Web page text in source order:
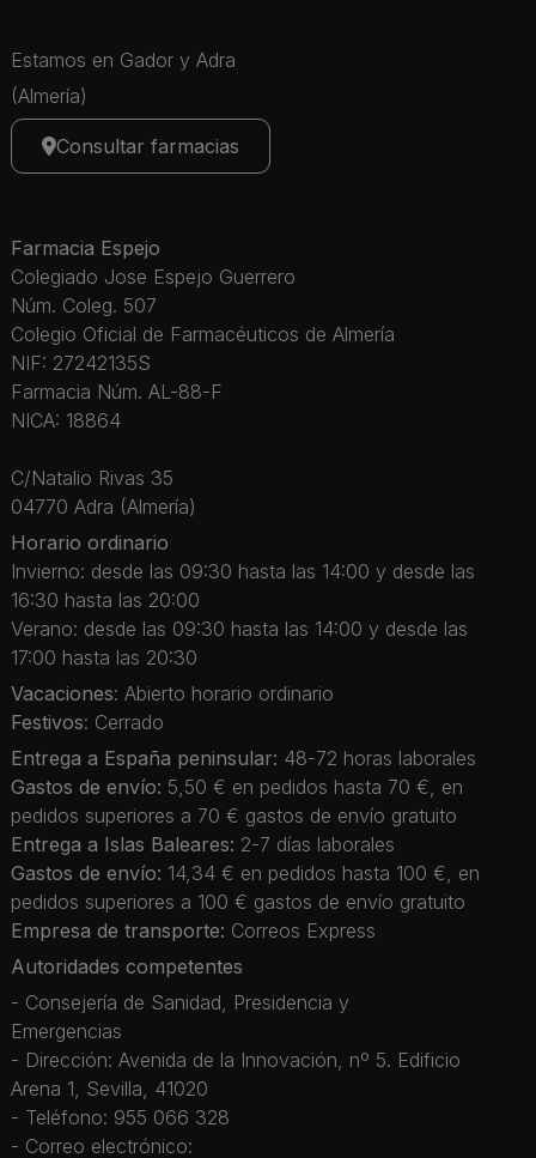
Estamos en Gador y Adra
(Almería)
Consultar farmacias
Farmacia Espejo
Colegiado Jose Espejo Guerrero
Núm. Coleg. 507
Colegio Oficial de Farmacéuticos de Almería
NIF: 27242135S
Farmacia Núm. AL-88-F
NICA: 18864
C/Natalio Rivas 35
04770 Adra (Almería)
Horario ordinario
Invierno: desde las 09:30 hasta las 14:00 y desde las
16:30 hasta las 20:00
Verano: desde las 09:30 hasta las 14:00 y desde las
17:00 hasta las 20:30
Vacaciones: Abierto horario ordinario
Festivos: Cerrado
Entrega a España peninsular: 48-72 horas laborales
Gastos de envío: 5,50 € en pedidos hasta 70 €, en
pedidos superiores a 70 € gastos de envío gratuito
Entrega a Islas Baleares: 2-7 días laborales
Gastos de envío: 14,34 € en pedidos hasta 100 €, en
pedidos superiores a 100 € gastos de envío gratuito
Empresa de transporte: Correos Express
Autoridades competentes
- Consejería de Sanidad, Presidencia y
Emergencias
- Dirección: Avenida de la Innovación, nº 5. Edificio
Arena 1, Sevilla, 41020
- Teléfono: 955 066 328
- Correo electrónico: